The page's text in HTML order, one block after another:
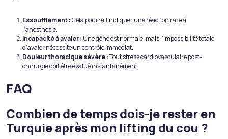
Essoufflement :Cela pourrait indiquer une réaction rare à
l’anesthésie.
Incapacité à avaler : Une gêne est normale, mais l’impossibilité totale
d’avaler nécessite un contrôle immédiat.
Douleur thoracique sévère :Tout stress cardiovasculaire post-
chirurgie doit être évalué instantanément.
FAQ
Combien de temps dois-je rester en
Turquie après mon lifting du cou ?